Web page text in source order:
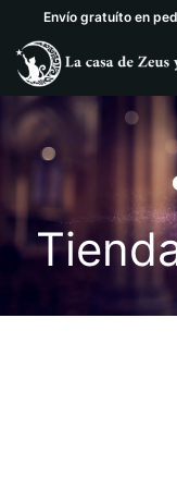
Envío gratuíto en